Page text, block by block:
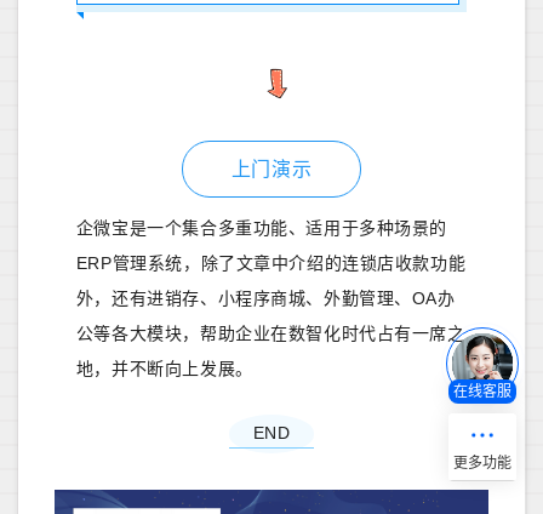
上门演示
企微宝是一个集合多重功能、适用于多种场景的
ERP管理系统，除了文章中介绍的连锁店收款功能
外，还有进销存、小程序商城、外勤管理、OA办
公等各大模块，帮助企业在数智化时代占有一席之
地，并不断向上发展。
END
在线客服